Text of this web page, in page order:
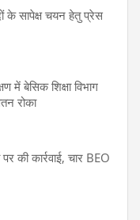
के सापेक्ष चयन हेतु प्रेस
में बेसिक शिक्षा विभाग
रोका
की कार्रवाई, चार BEO